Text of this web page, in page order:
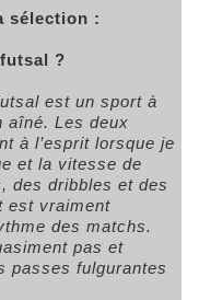
sélection :
?
est un sport à
aîné. Les deux
à l’esprit lorsque je
et la vitesse de
, des dribbles et des
est vraiment
des matchs.
pas et
passes fulgurantes